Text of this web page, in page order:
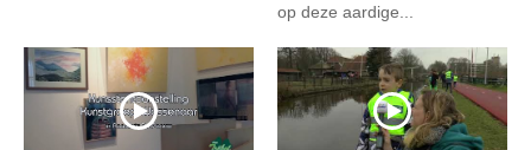
op deze aardige...